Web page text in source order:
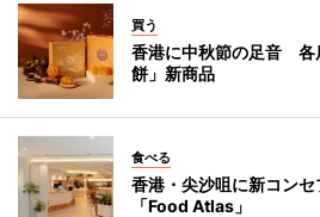
買う
香港に中秋節の足音 各
餅」新商品
食べる
香港・尖沙咀に新コン
「Food Atlas」